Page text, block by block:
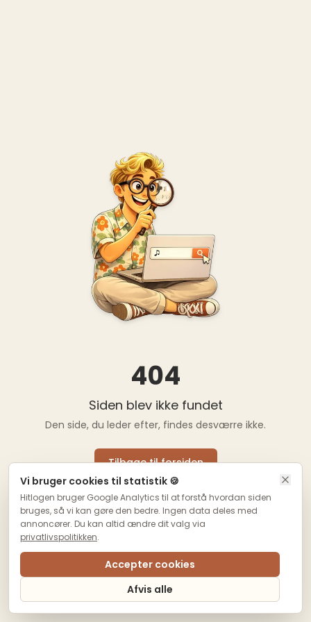
404
Siden blev ikke fundet
Den side, du leder efter, findes desværre ikke.
Tilbage til forsiden
Vi bruger cookies til statistik 🍪
Hitlogen bruger Google Analytics til at forstå hvordan siden
bruges, så vi kan gøre den bedre. Ingen data deles med
annoncører. Du kan altid ændre dit valg via
privatlivspolitikken.
Afvis alle
Accepter cookies